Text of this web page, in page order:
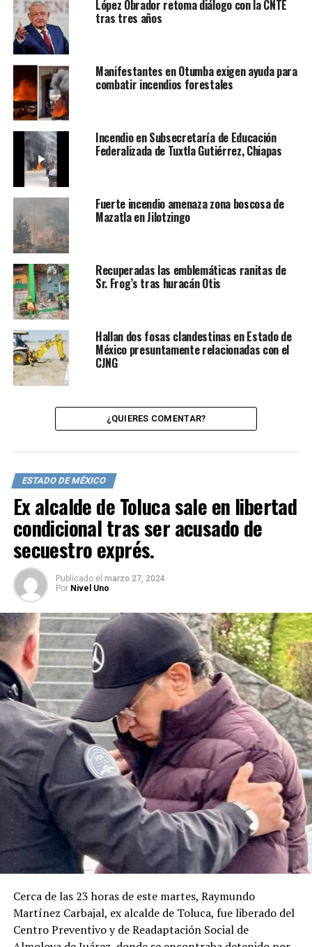
López Obrador retoma diálogo con la CNTE
tras tres años
Manifestantes en Otumba exigen ayuda para
combatir incendios forestales
Incendio en Subsecretaría de Educación
Federalizada de Tuxtla Gutiérrez, Chiapas
Fuerte incendio amenaza zona boscosa de
Mazatla en Jilotzingo
Recuperadas las emblemáticas ranitas de
Sr. Frog’s tras huracán Otis
Hallan dos fosas clandestinas en Estado de
México presuntamente relacionadas con el
CJNG
¿QUIERES COMENTAR?
ESTADO DE MÉXICO
Ex alcalde de Toluca sale en libertad
condicional tras ser acusado de
secuestro exprés.
Publicado el marzo 27, 2024
Por Nivel Uno
Cerca de las 23 horas de este martes, Raymundo
Martínez Carbajal, ex alcalde de Toluca, fue liberado del
Centro Preventivo y de Readaptación Social de